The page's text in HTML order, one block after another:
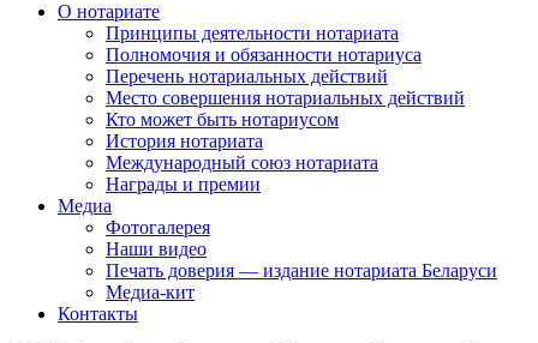
О нотариате
Принципы деятельности нотариата
Полномочия и обязанности нотариуса
Перечень нотариальных действий
Место совершения нотариальных действий
Кто может быть нотариусом
История нотариата
Международный союз нотариата
Награды и премии
Медиа
Фотогалерея
Наши видео
Печать доверия — издание нотариата Беларуси
Медиа-кит
Контакты